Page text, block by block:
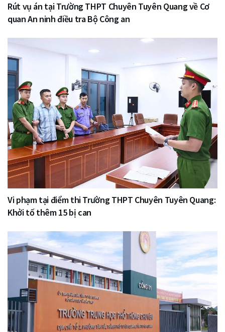
Rút vụ án tại Trường THPT Chuyên Tuyên Quang về Cơ
quan An ninh điều tra Bộ Công an
Vi phạm tại điểm thi Trường THPT Chuyên Tuyên Quang:
Khởi tố thêm 15 bị can